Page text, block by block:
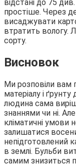
відстані до 75
простіше. Через
висаджувати
втратить вологу.
сорту.
Висновок
Ми розповіли вам
матеріалу і
людина сама
знаннями чи ні.
кліматичні умови
залишатися
непідготовлений
в землі. Бульби
самим знизиться